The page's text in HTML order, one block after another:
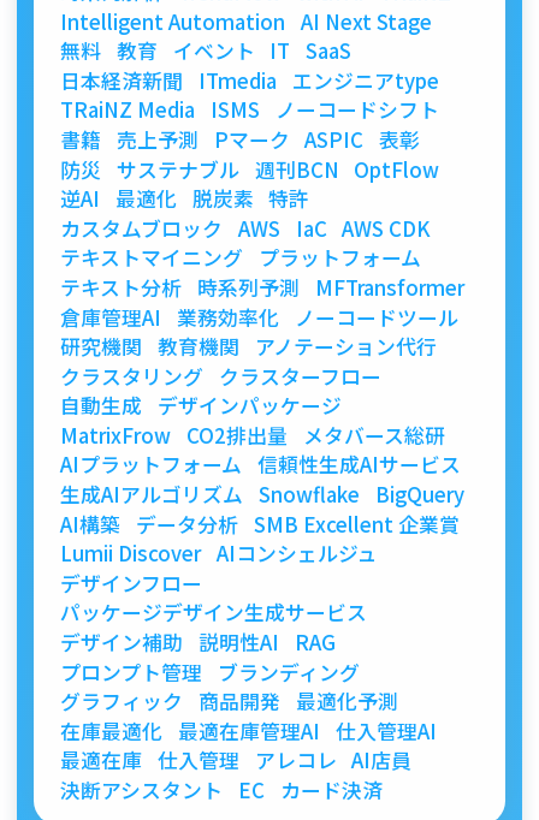
Intelligent Automation AI Next Stage
無料 教育 イベント IT SaaS
日本経済新聞
ITmedia
エンジニアtype
TRaiNZ Media
ISMS
ノーコードシフト
書籍
売上予測 Pマーク ASPIC 表彰
防災 サステナブル 週刊BCN
OptFlow
逆AI
最適化 脱炭素 特許
カスタムブロック
AWS IaC AWS CDK
テキストマイニング
プラットフォーム
テキスト分析 時系列予測
MFTransformer
倉庫管理AI
業務効率化
ノーコードツール
研究機関 教育機関
アノテーション代行
クラスタリング
クラスターフロー
自動生成
デザインパッケージ
MatrixFrow CO2排出量
メタバース総研
AIプラットフォーム 信頼性生成AIサービス
生成AIアルゴリズム Snowflake
BigQuery
AI構築
データ分析 SMB Excellent 企業賞
Lumii Discover AIコンシェルジュ
デザインフロー
パッケージデザイン生成サービス
デザイン補助 説明性AI
RAG
プロンプト管理
ブランディング
グラフィック
商品開発
最適化予測
在庫最適化 最適在庫管理AI
仕入管理AI
最適在庫 仕入管理 アレコレ AI店員
決断アシスタント
EC カード決済